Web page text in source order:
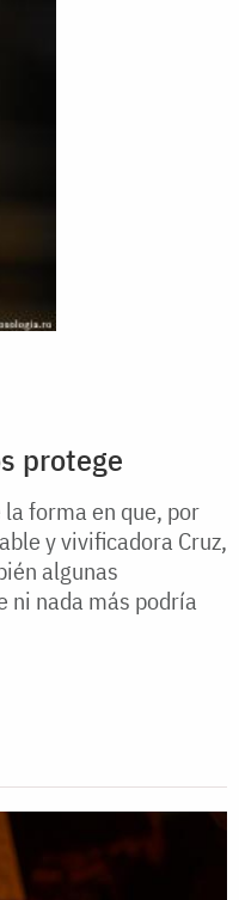
protege
forma en que, por
y vivificadora Cruz,
algunas
ni nada más podría